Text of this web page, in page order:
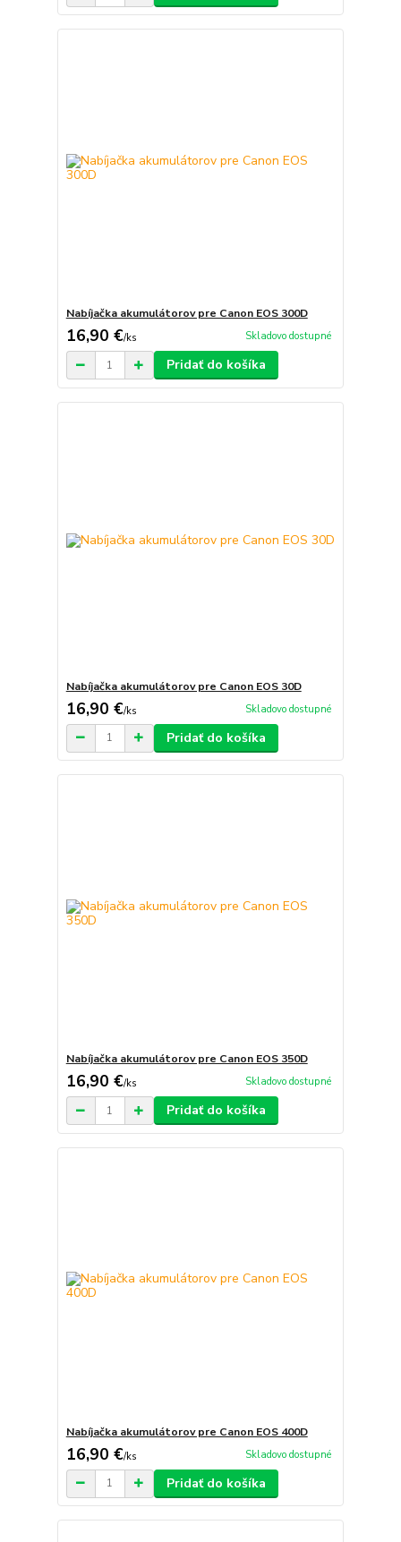
Nabíjačka akumulátorov pre Canon EOS 300D
16,90 €/ks Skladovo dostupné
Pridať do košíka
Nabíjačka akumulátorov pre Canon EOS 30D
16,90 €/ks Skladovo dostupné
Pridať do košíka
Nabíjačka akumulátorov pre Canon EOS 350D
16,90 €/ks Skladovo dostupné
Pridať do košíka
Nabíjačka akumulátorov pre Canon EOS 400D
16,90 €/ks Skladovo dostupné
Pridať do košíka